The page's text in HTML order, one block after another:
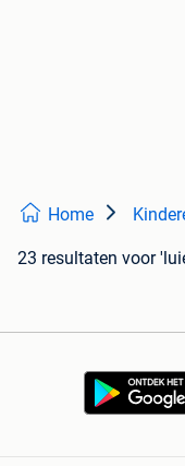
Home
23 resultaten voor